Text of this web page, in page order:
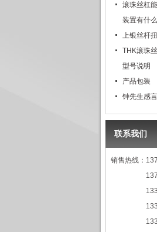
滚珠丝杠
装置有什
上银丝杆
THK滚珠
型号说明
产品包装
钟先生感言
联系我们
销售热线：